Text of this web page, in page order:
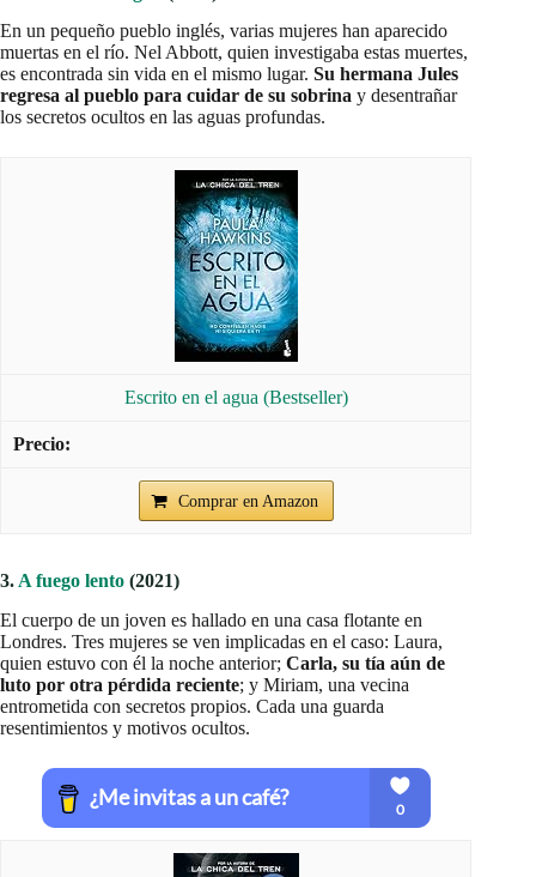
En un pequeño pueblo inglés, varias mujeres han aparecido
muertas en el río. Nel Abbott, quien investigaba estas muertes,
es encontrada sin vida en el mismo lugar. Su hermana Jules
regresa al pueblo para cuidar de su sobrina y desentrañar
los secretos ocultos en las aguas profundas.
Escrito en el agua (Bestseller)
Comprar en Amazon
3. A fuego lento (2021)
El cuerpo de un joven es hallado en una casa flotante en
Londres. Tres mujeres se ven implicadas en el caso: Laura,
quien estuvo con él la noche anterior; Carla, su tía aún de
luto por otra pérdida reciente; y Miriam, una vecina
entrometida con secretos propios. Cada una guarda
resentimientos y motivos ocultos.